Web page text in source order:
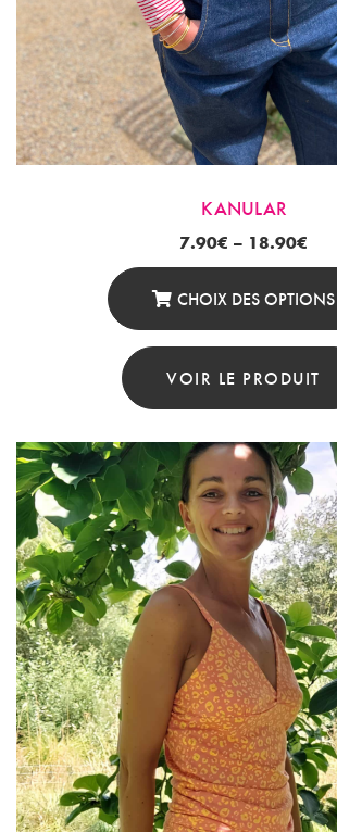
KANULAR
7.90€ – 18.90€
CHOIX DES OPTIONS
Ce
Produit
Plusieurs
Variations.
Les
Options
Peuvent
Être
Choisies
Sur
La
Page
Du
Produit
VOIR LE PRODUIT